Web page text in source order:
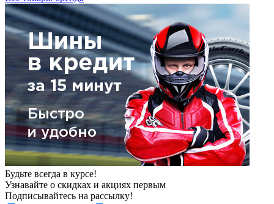
Будьте всегда в курсе!
Узнавайте о скидках и акциях первым
Подписывайтесь на рассылку!